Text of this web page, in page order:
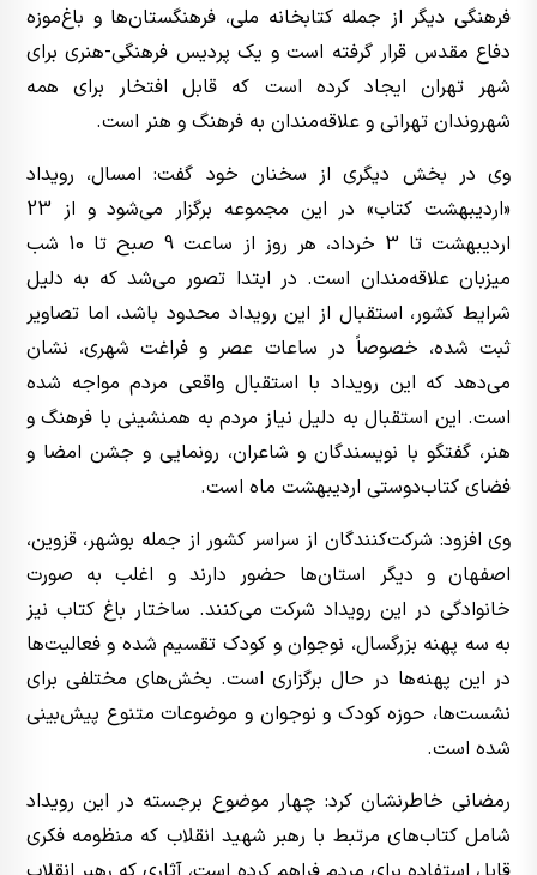
فرهنگی دیگر از جمله کتابخانه ملی، فرهنگستان‌ها و باغ‌موزه
دفاع مقدس قرار گرفته است و یک پردیس فرهنگی-هنری برای
شهر تهران ایجاد کرده است که قابل افتخار برای همه
شهروندان تهرانی و علاقه‌مندان به فرهنگ و هنر است.
وی در بخش دیگری از سخنان خود گفت: امسال، رویداد
«اردیبهشت کتاب» در این مجموعه برگزار می‌شود و از 23
اردیبهشت تا 3 خرداد، هر روز از ساعت 9 صبح تا 10 شب
میزبان علاقه‌مندان است. در ابتدا تصور می‌شد که به دلیل
شرایط کشور، استقبال از این رویداد محدود باشد، اما تصاویر
ثبت شده، خصوصاً در ساعات عصر و فراغت شهری، نشان
می‌دهد که این رویداد با استقبال واقعی مردم مواجه شده
است. این استقبال به دلیل نیاز مردم به همنشینی با فرهنگ و
هنر، گفتگو با نویسندگان و شاعران، رونمایی و جشن امضا و
فضای کتاب‌دوستی اردیبهشت ماه است.
وی افزود: شرکت‌کنندگان از سراسر کشور از جمله بوشهر، قزوین،
اصفهان و دیگر استان‌ها حضور دارند و اغلب به صورت
خانوادگی در این رویداد شرکت می‌کنند. ساختار باغ کتاب نیز
به سه پهنه بزرگسال، نوجوان و کودک تقسیم شده و فعالیت‌ها
در این پهنه‌ها در حال برگزاری است. بخش‌های مختلفی برای
نشست‌ها، حوزه کودک و نوجوان و موضوعات متنوع پیش‌بینی
شده است.
رمضانی خاطرنشان کرد: چهار موضوع برجسته در این رویداد
شامل کتاب‌های مرتبط با رهبر شهید انقلاب که منظومه فکری